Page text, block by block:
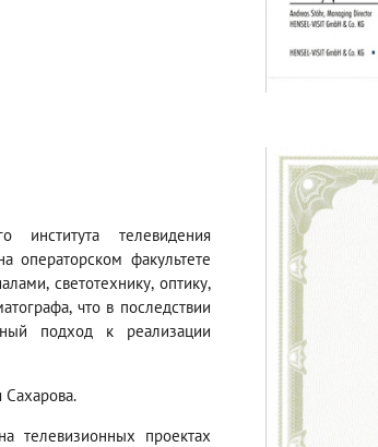
института телевидения
факультете
светотехнику, оптику,
что в последствии
подход к реализации
Сахарова.
телевизионных проектах